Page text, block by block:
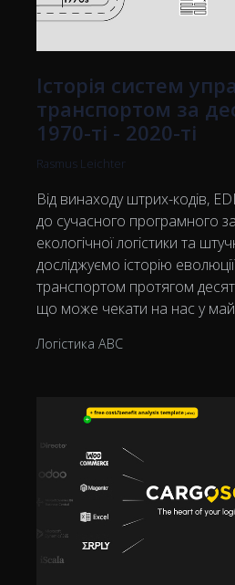
Історія систем
транспортом за
1970-ті - 2020-ті
Rasmus Leichter
Від винаходу штрих-кодів,
до сучасного програмного
екологічної логістики та
досліджуємо історію
транспортом протягом
що може чекати на нас у
Логістика ABC